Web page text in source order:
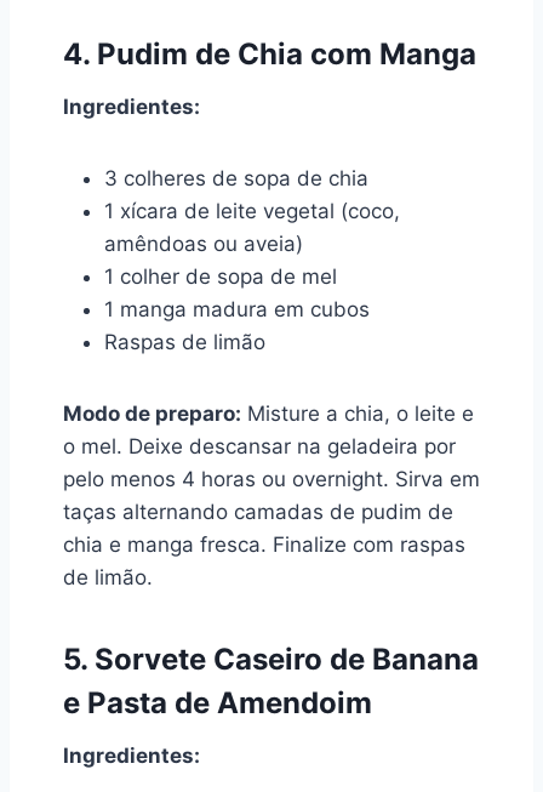
4. Pudim de Chia com Manga
Ingredientes:
3 colheres de sopa de chia
1 xícara de leite vegetal (coco,
amêndoas ou aveia)
1 colher de sopa de mel
1 manga madura em cubos
Raspas de limão
Modo de preparo: Misture a chia, o leite e
o mel. Deixe descansar na geladeira por
pelo menos 4 horas ou overnight. Sirva em
taças alternando camadas de pudim de
chia e manga fresca. Finalize com raspas
de limão.
5. Sorvete Caseiro de Banana
e Pasta de Amendoim
Ingredientes: